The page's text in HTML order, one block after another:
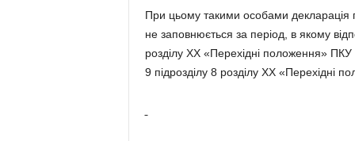
При цьому такими особами декларація
не заповнюється за період, в якому
розділу ХХ «Перехідні положення»
9 підрозділу 8 розділу ХХ «Перехідні